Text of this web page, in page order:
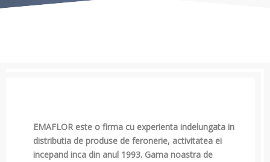
EMAFLOR este o firma cu experienta indelungata in
distributia de produse de feronerie, activitatea ei
incepand inca din anul 1993. Gama noastra de